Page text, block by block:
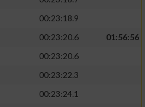
00:23:18.9
00:23:20.6
01:56:56
00:23:20.6
00:23:22.3
00:23:24.1